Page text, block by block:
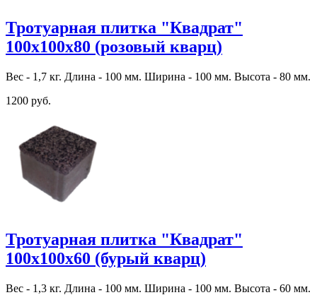
Тротуарная плитка "Квадрат"
100х100х80 (розовый кварц)
Вес - 1,7 кг. Длина - 100 мм. Ширина - 100 мм. Высота - 80 мм.
1200 руб.
Тротуарная плитка "Квадрат"
100х100х60 (бурый кварц)
Вес - 1,3 кг. Длина - 100 мм. Ширина - 100 мм. Высота - 60 мм.